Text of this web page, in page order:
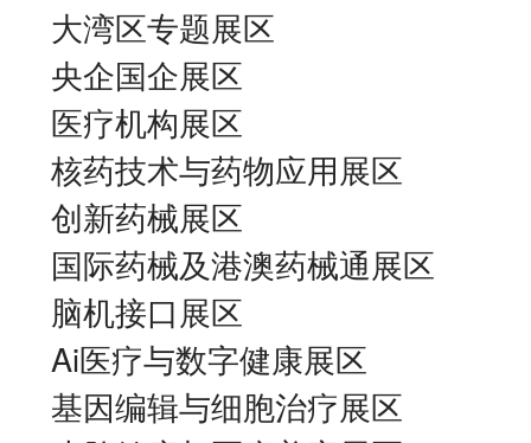
大湾区专题展区
央企国企展区
医疗机构展区
核药技术与药物应用展区
创新药械展区
国际药械及港澳药械通展区
脑机接口展区
Ai医疗与数字健康展区
基因编辑与细胞治疗展区